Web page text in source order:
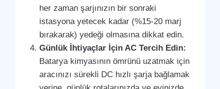
her zaman şarjınızın bir sonraki
istasyona yetecek kadar (%15-20 marj
bırakarak) yedeği olmasına dikkat edin.
Günlük İhtiyaçlar İçin AC Tercih Edin:
Batarya kimyasının ömrünü uzatmak için
aracınızı sürekli DC hızlı şarja bağlamak